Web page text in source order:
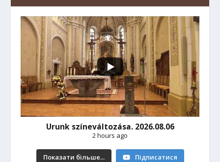
Urunk színeváltozása. 2026.08.06
2 hours ago
Показати більше... Підписатися